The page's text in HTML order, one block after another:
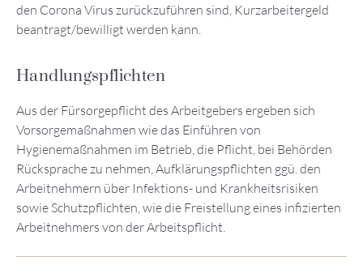
den Corona Virus zurückzuführen sind, Kurzarbeitergeld
beantragt/bewilligt werden kann.
Handlungspflichten
Aus der Fürsorgepflicht des Arbeitgebers ergeben sich
Vorsorgemaßnahmen wie das Einführen von
Hygienemaßnahmen im Betrieb, die Pflicht, bei Behörden
Rücksprache zu nehmen, Aufklärungspflichten ggü. den
Arbeitnehmern über Infektions- und Krankheitsrisiken
sowie Schutzpflichten, wie die Freistellung eines infizierten
Arbeitnehmers von der Arbeitspflicht.